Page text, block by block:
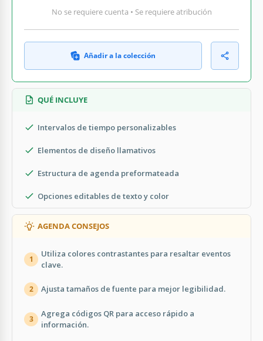
No se requiere cuenta • Se requiere atribución
Añadir a la colección
QUÉ INCLUYE
Intervalos de tiempo personalizables
Elementos de diseño llamativos
Estructura de agenda preformateada
Opciones editables de texto y color
AGENDA CONSEJOS
1
Utiliza colores contrastantes para resaltar eventos
clave.
2 Ajusta tamaños de fuente para mejor legibilidad.
3
Agrega códigos QR para acceso rápido a
información.